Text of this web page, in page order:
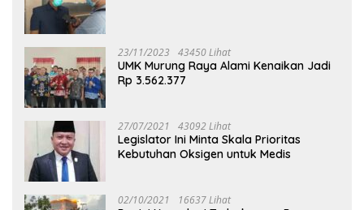
23/11/2023 43450 Lihat
UMK Murung Raya Alami Kenaikan Jadi
Rp 3.562.377
27/07/2021 43092 Lihat
Legislator Ini Minta Skala Prioritas
Kebutuhan Oksigen untuk Medis
02/10/2021 16637 Lihat